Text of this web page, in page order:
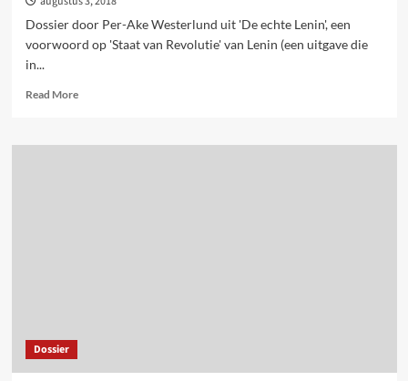
Dossier door Per-Ake Westerlund uit 'De echte Lenin', een
voorwoord op 'Staat van Revolutie' van Lenin (een uitgave die
in...
Read MoreRead
Staat
Dossier